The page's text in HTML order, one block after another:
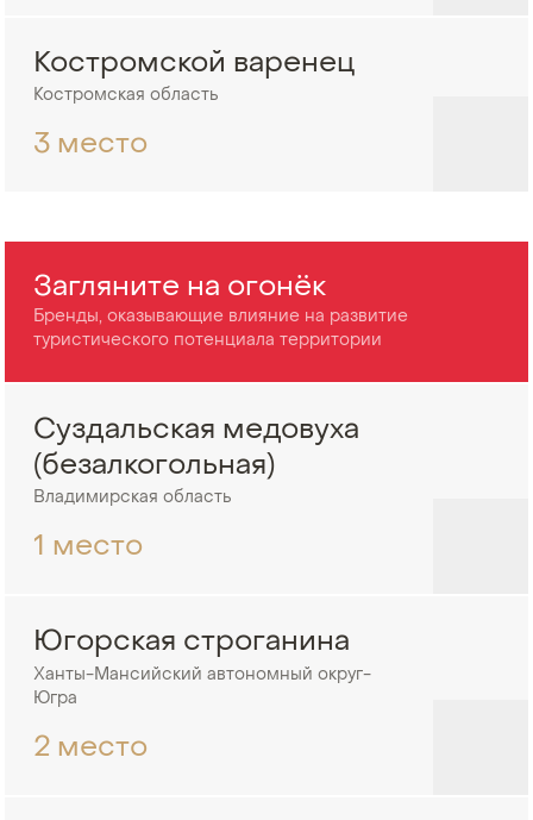
Костромской варенец
Костромская область
3 место
Загляните на огонёк
Бренды, оказывающие влияние на развитие
туристического потенциала территории
Суздальская медовуха
(безалкогольная)
Владимирская область
1 место
Югорская строганина
Ханты-Мансийский автономный округ-
Югра
2 место